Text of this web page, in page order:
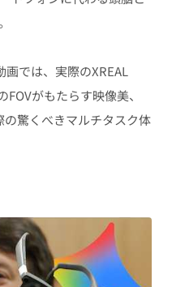
では、実際のXREAL
がもたらす映像美、
の驚くべきマルチタスク体